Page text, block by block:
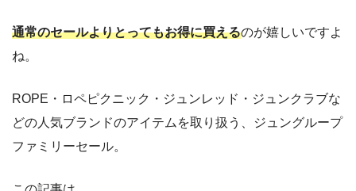
通常のセールよりとってもお得に買えるのが嬉しいですよ
ね。
ROPE・ロペピクニック・ジュンレッド・ジュンクラブな
どの人気ブランドのアイテムを取り扱う、ジュングループ
ファミリーセール。